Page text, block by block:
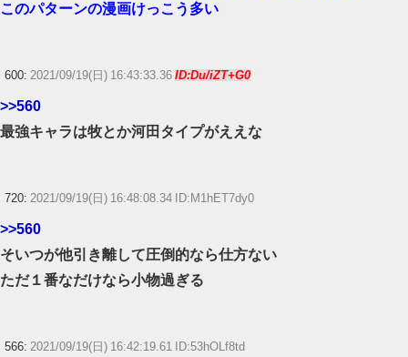
このパターンの漫画けっこう多い
600: 2021/09/19(日) 16:43:33.36 ID:Du/iZT+G0
>>560
最強キャラは牧とか河田タイプがええな
720: 2021/09/19(日) 16:48:08.34 ID:M1hET7dy0
>>560
そいつが他引き離して圧倒的なら仕方ない
ただ１番なだけなら小物過ぎる
566: 2021/09/19(日) 16:42:19.61 ID:53hOLf8td